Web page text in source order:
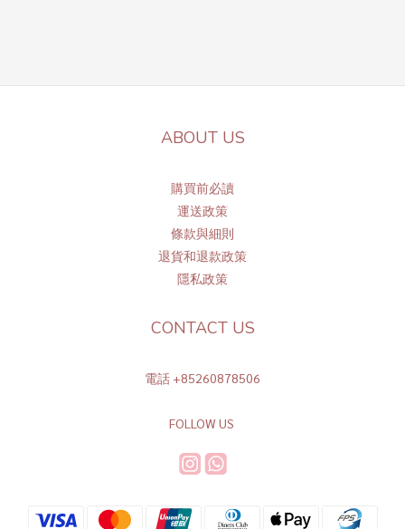
ABOUT US
購買前必讀
運送政策
條款與細則
退貨和退款政策
隱私政策
CONTACT US
電話 +85260878506
FOLLOW US